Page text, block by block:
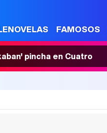
FAMOSOS
pincha en Cuatro